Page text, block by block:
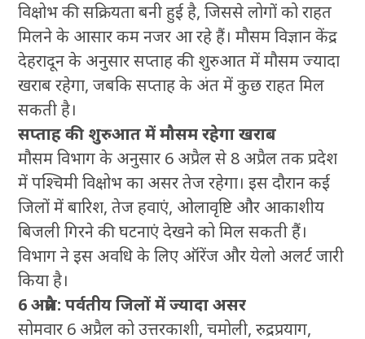
विक्षोभ की सक्रियता बनी हुई है, जिससे लोगों को राहत
मिलने के आसार कम नजर आ रहे हैं। मौसम विज्ञान केंद्र
देहरादून के अनुसार सप्ताह की शुरुआत में मौसम ज्यादा
खराब रहेगा, जबकि सप्ताह के अंत में कुछ राहत मिल
सकती है।
सप्ताह की शुरुआत में मौसम रहेगा खराब
मौसम विभाग के अनुसार 6 अप्रैल से 8 अप्रैल तक प्रदेश
में पश्चिमी विक्षोभ का असर तेज रहेगा। इस दौरान कई
जिलों में बारिश, तेज हवाएं, ओलावृष्टि और आकाशीय
बिजली गिरने की घटनाएं देखने को मिल सकती हैं।
विभाग ने इस अवधि के लिए ऑरेंज और येलो अलर्ट जारी
किया है।
6 अप्रैल: पर्वतीय जिलों में ज्यादा असर
सोमवार 6 अप्रैल को उत्तरकाशी, चमोली, रुद्रप्रयाग,